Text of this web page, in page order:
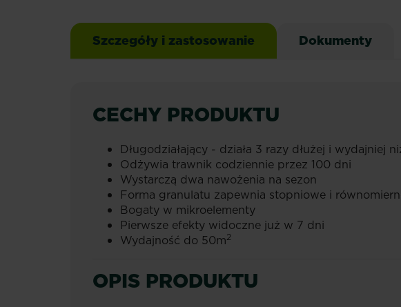
Szczegóły i zastosowanie Dokumenty
CECHY PRODUKTU
Długodziałający - działa 3 razy dłużej i wydajniej
Odżywia trawnik codziennie przez 100 dni
Wystarczą dwa nawożenia na sezon
Forma granulatu zapewnia stopniowe i
Bogaty w mikroelementy
Pierwsze efekty widoczne już w 7 dni
Wydajność do 50m2
OPIS PRODUKTU